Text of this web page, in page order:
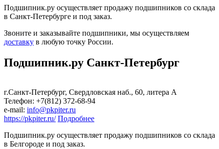
Подшипник.ру осуществляет продажу подшипников со склада
в Санкт-Петербурге и под заказ.
Звоните и заказывайте подшипники, мы осуществляем
доставку в любую точку России.
Подшипник.ру Санкт-Петербург
г.Санкт-Петербург, Свердловская наб., 60, литера А
Телефон: +7(812) 372-68-94
е-mail: info@pkpiter.ru
https://pkpiter.ru/ Подробнее
Подшипник.ру осуществляет продажу подшипников со склада
в Белгороде и под заказ.